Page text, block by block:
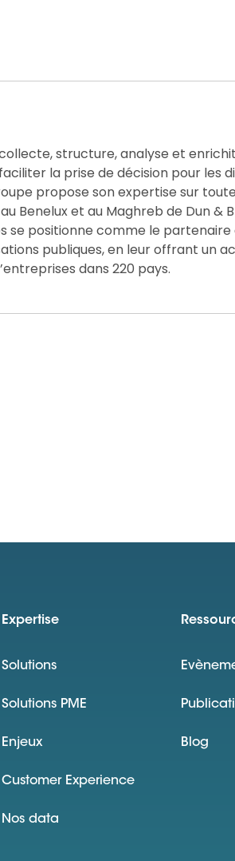
structure, analyse et
la prise de décision pour les
propose son expertise sur
Benelux et au Maghreb de Dun &
se positionne comme le partenaire
publiques, en leur offrant un
dans 220 pays.
Expertise
Solutions
Solutions PME
Enjeux
Customer Experience
Nos data
Blog